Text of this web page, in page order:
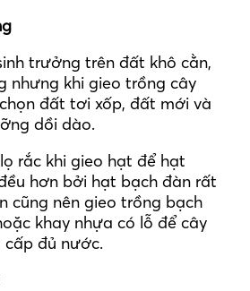
trưởng trên đất khô cằn,
nhưng khi gieo trồng cây
đất tơi xốp, đất mới và
dồi dào.
rắc khi gieo hạt để hạt
hơn bởi hạt bạch đàn rất
cũng nên gieo trồng bạch
khay nhựa có lỗ để cây
đủ nước.